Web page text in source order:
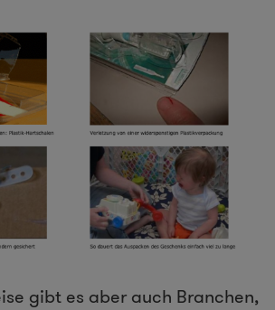
gibt es aber auch Branchen,